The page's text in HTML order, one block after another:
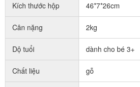
Kích thước hộp 46*7*26cm
Cân nặng 2kg
Dộ tuổi dành cho bé 3+
Chất liệu gỗ